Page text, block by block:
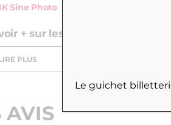
Sine Photo
+ sur les comédiens,
PLUS
AVIS
Le guichet